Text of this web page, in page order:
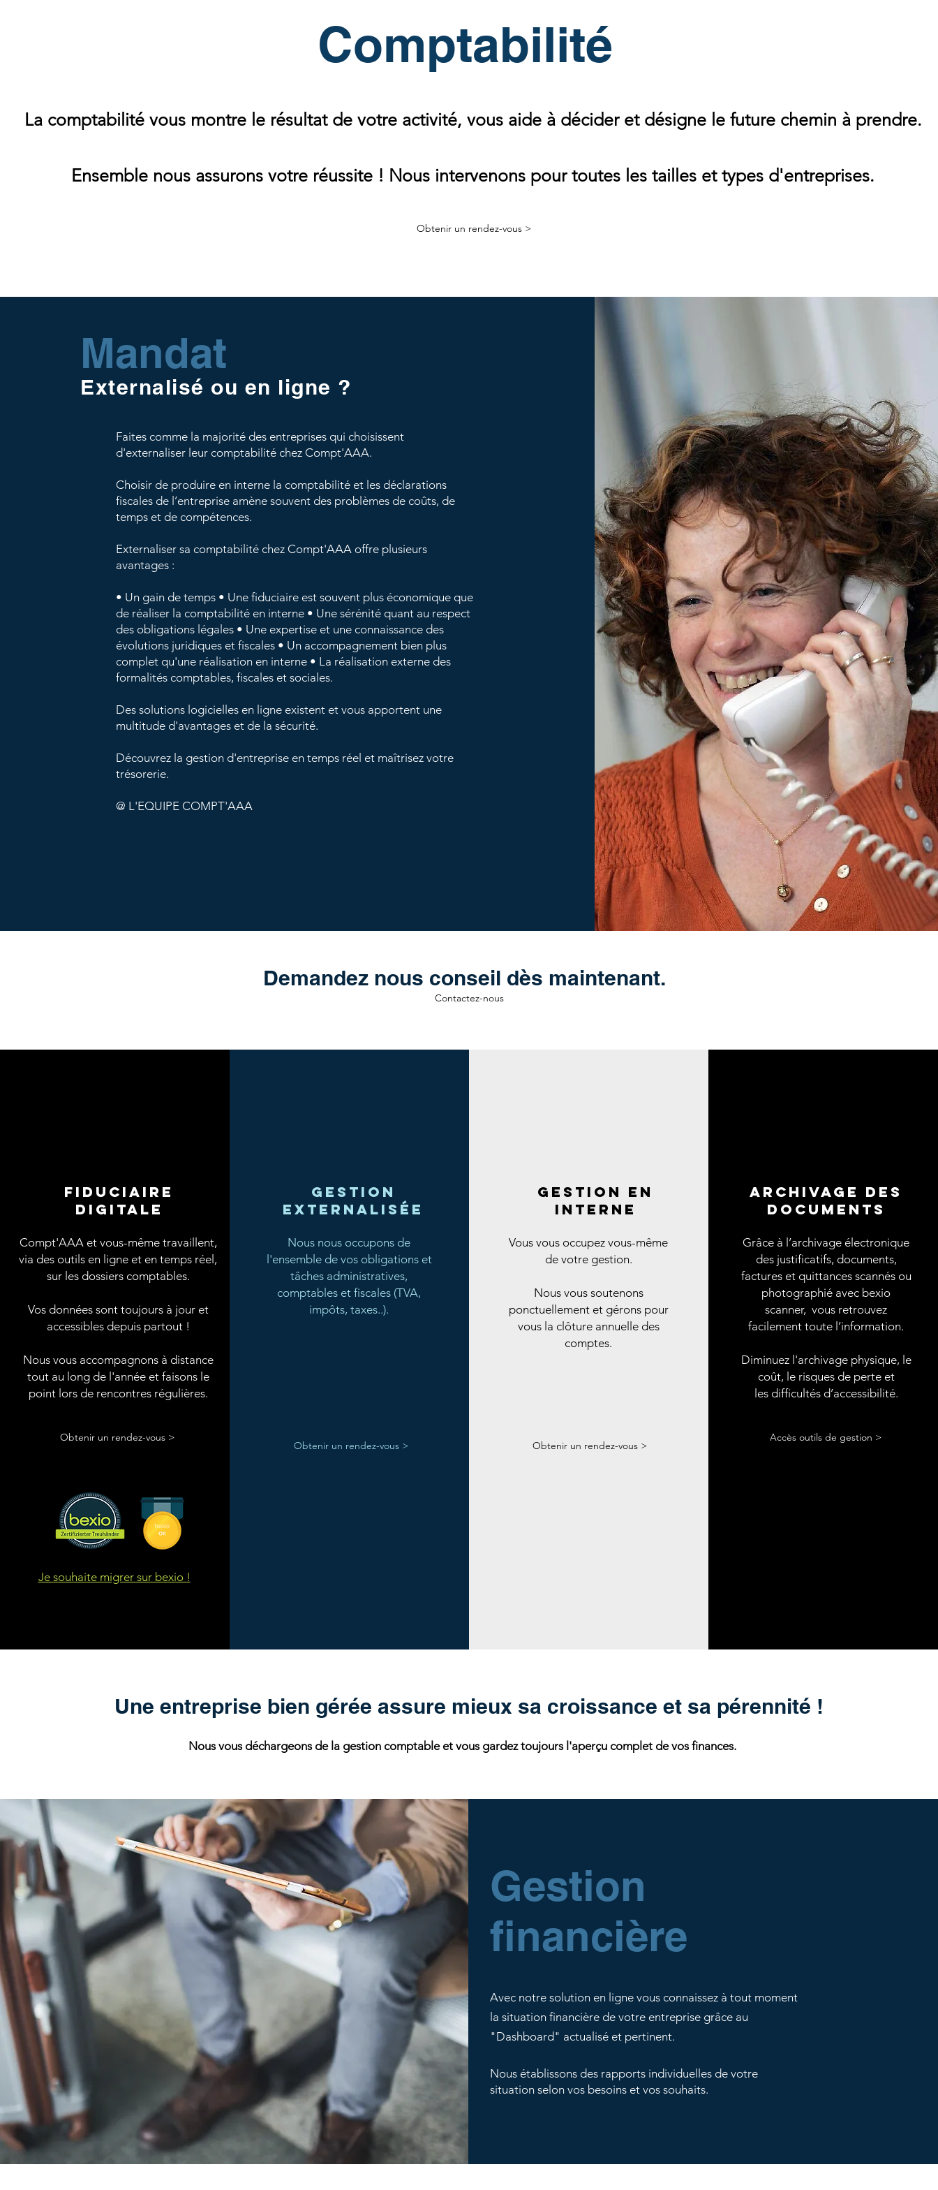
Comptabilité
La comptabilité vous montre le résultat de votre activité, vous aide à décider et désigne le future chemin à prendre.
Ensemble nous assurons votre réussite ! Nous intervenons pour toutes les tailles et types d'entreprises.
Obtenir un rendez-vous >
Faites comme la majorité des entreprises qui choisissent
d'externaliser leur comptabilité chez Compt'AAA.
Choisir de produire en interne la comptabilité et les déclarations
fiscales de l’entreprise amène souvent des problèmes de coûts, de
temps et de compétences.
Externaliser sa comptabilité chez Compt'AAA offre plusieurs
avantages :
• Un gain de temps • Une fiduciaire est souvent plus économique que
de réaliser la comptabilité en interne • Une sérénité quant au respect
des obligations légales • Une expertise et une connaissance des
évolutions juridiques et fiscales • Un accompagnement bien plus
complet qu'une réalisation en interne • La réalisation externe des
formalités comptables, fiscales et sociales.
Des solutions logicielles en ligne existent et vous apportent une
multitude d'avantages et de la sécurité.
Découvrez la gestion d'entreprise en temps réel et maîtrisez votre
trésorerie.
@ L'EQUIPE COMPT'AAA
Mandat
Externalisé ou en ligne ?
Demandez nous conseil dès maintenant.
Contactez-nous
fiduciaire
digitale
Compt'AAA et vous-même travaillent,
via des outils en ligne et en temps réel,
sur les dossiers comptables.
Vos données sont toujours à jour et
accessibles depuis partout !
Nous vous accompagnons à distance
tout au long de l'année et faisons le
point lors de rencontres régulières.
Obtenir un rendez-vous >
Je souhaite migrer sur bexio !
Gestion
externalisée
Nous nous occupons de
l'ensemble de vos obligations et
tâches administratives,
comptables et fiscales (TVA,
impôts, taxes..).
Obtenir un rendez-vous >
gestion en
interne
Vous vous occupez vous-même
de votre gestion.
Nous vous soutenons
ponctuellement et gérons pour
vous la clôture annuelle des
comptes.
Obtenir un rendez-vous >
aRCHIVAGE DES
DOCUMENTS
Grâce à l’archivage électronique
des justificatifs, documents,
factures et quittances scannés ou
photographié avec bexio
scanner, vous retrouvez
facilement toute l’information.
Diminuez l'archivage physique, le
coût, le risques de perte et
les difficultés d’accessibilité.
Accès outils de gestion >
Une entreprise bien gérée assure mieux sa croissance et sa pérennité !
Nous vous déchargeons de la gestion comptable et vous gardez toujours l'aperçu complet de vos finances.
Gestion
financière
Avec notre solution en ligne vous connaissez à tout moment
la situation financière de votre entreprise grâce au
"Dashboard" actualisé et pertinent.
Nous établissons des rapports individuelles de votre
situation selon vos besoins et vos souhaits.